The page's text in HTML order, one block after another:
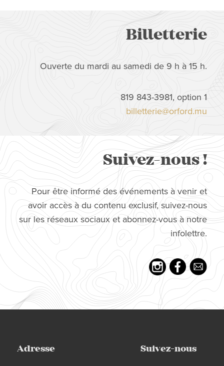
Billetterie
Ouverte du mardi au samedi de 9 h à 15 h.
819 843-3981, option 1
billetterie@orford.mu
Suivez-nous !
Pour être informé des événements à venir et
avoir accès à du contenu exclusif, suivez-nous
sur les réseaux sociaux et abonnez-vous à notre
infolettre.
Adresse Suivez-nous